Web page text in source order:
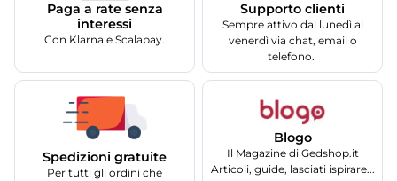
Paga a rate senza
interessi
Con Klarna e Scalapay.
Supporto clienti
Sempre attivo dal lunedì al
venerdì via chat, email o
telefono.
Spedizioni gratuite
Per tutti gli ordini che
Blogo
Il Magazine di Gedshop.it
Articoli, guide, lasciati ispirare...